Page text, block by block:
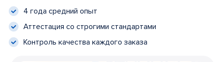
4 года средний опыт
Аттестация со строгими стандартами
Контроль качества каждого заказа